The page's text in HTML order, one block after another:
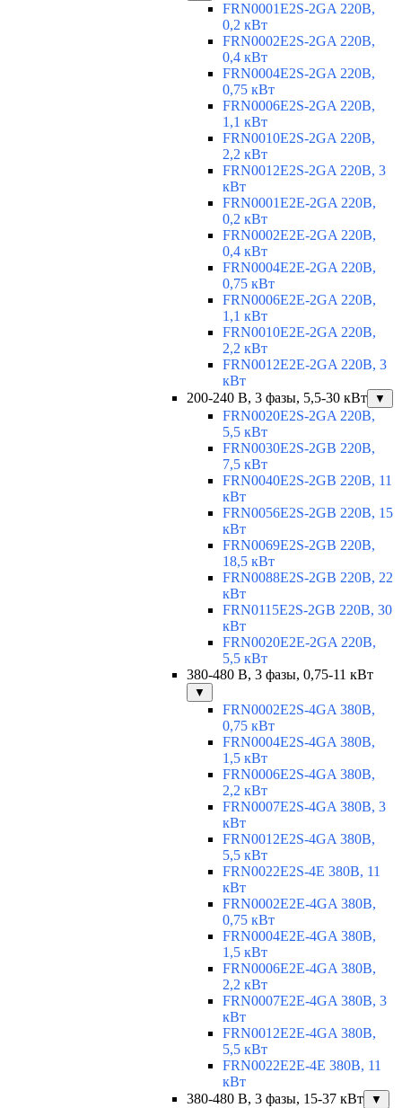
FRN0001E2S-2GA 220В,
0,2 кВт
FRN0002E2S-2GA 220В,
0,4 кВт
FRN0004E2S-2GA 220В,
0,75 кВт
FRN0006E2S-2GA 220В,
1,1 кВт
FRN0010E2S-2GA 220В,
2,2 кВт
FRN0012E2S-2GA 220В, 3
кВт
FRN0001E2E-2GA 220В,
0,2 кВт
FRN0002E2E-2GA 220В,
0,4 кВт
FRN0004E2E-2GA 220В,
0,75 кВт
FRN0006E2E-2GA 220В,
1,1 кВт
FRN0010E2E-2GA 220В,
2,2 кВт
FRN0012E2E-2GA 220В, 3
кВт
200-240 В, 3 фазы, 5,5-30 кВт
▼
FRN0020E2S-2GA 220В,
5,5 кВт
FRN0030E2S-2GB 220В,
7,5 кВт
FRN0040E2S-2GB 220В, 11
кВт
FRN0056E2S-2GB 220В, 15
кВт
FRN0069E2S-2GB 220В,
18,5 кВт
FRN0088E2S-2GB 220В, 22
кВт
FRN0115E2S-2GB 220В, 30
кВт
FRN0020E2E-2GA 220В,
5,5 кВт
380-480 В, 3 фазы, 0,75-11 кВт
▼
FRN0002E2S-4GA 380В,
0,75 кВт
FRN0004E2S-4GA 380В,
1,5 кВт
FRN0006E2S-4GA 380В,
2,2 кВт
FRN0007E2S-4GA 380В, 3
кВт
FRN0012E2S-4GA 380В,
5,5 кВт
FRN0022E2S-4E 380В, 11
кВт
FRN0002E2E-4GA 380В,
0,75 кВт
FRN0004E2E-4GA 380В,
1,5 кВт
FRN0006E2E-4GA 380В,
2,2 кВт
FRN0007E2E-4GA 380В, 3
кВт
FRN0012E2E-4GA 380В,
5,5 кВт
FRN0022E2E-4E 380В, 11
кВт
380-480 В, 3 фазы, 15-37 кВт
▼